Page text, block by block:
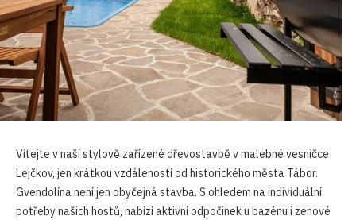
Vítejte v naší stylově zařízené dřevostavbě v malebné vesničce
Lejčkov, jen krátkou vzdáleností od historického města Tábor.
Gvendolína není jen obyčejná stavba. S ohledem na individuální
potřeby našich hostů, nabízí aktivní odpočinek u bazénu i zenové